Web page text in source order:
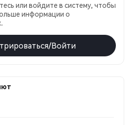
или войдите в систему, чтобы
информации о
Войти